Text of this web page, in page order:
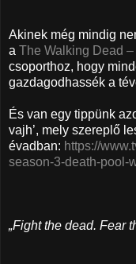
Akinek még mindig
a The Walking Dead
csoporthoz, hogy
gazdagodhassék a
És van egy tippünk
vajh’, mely szereplő
évadban: https://
season-3-death-pool-
„Fight the dead. Fear